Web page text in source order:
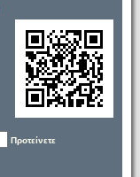
Προτείνετε